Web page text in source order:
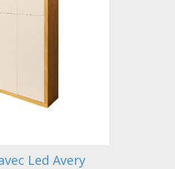
Led Avery